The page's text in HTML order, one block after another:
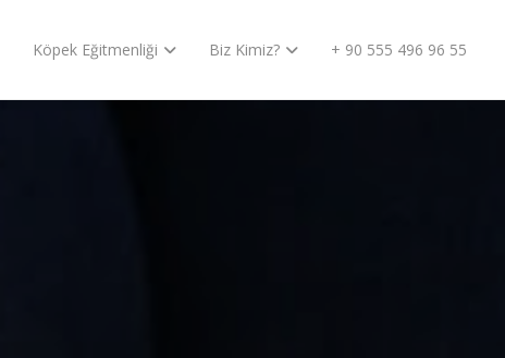
Köpek Eğitmenliği Biz Kimiz? + 90 555 496 96 55